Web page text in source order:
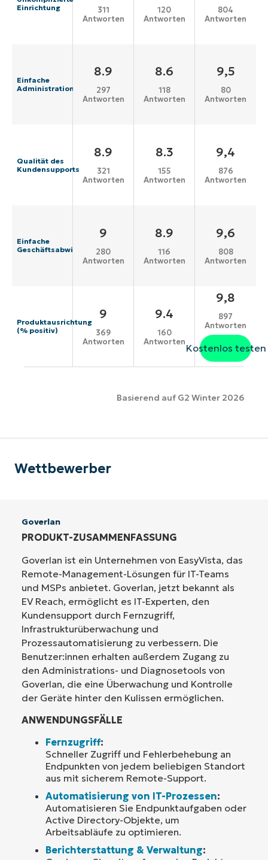
Einrichtung
311
Antworten
120
Antworten
804
Antworten
Einfache
Administration
8.9
297
Antworten
8.6
118
Antworten
9,5
80
Antworten
Qualität des
Kundensupports
8.9
321
Antworten
8.3
155
Antworten
9,4
876
Antworten
Einfache
Geschäftsabwicklung
9
280
Antworten
8.9
116
Antworten
9,6
808
Antworten
Produktausrichtung
(% positiv)
9
369
Antworten
9.4
160
Antworten
9,8
897
Antworten
Kostenlos testen
Basierend auf G2 Winter 2026
Wettbewerber
Goverlan
PRODUKT-ZUSAMMENFASSUNG
Goverlan ist ein Unternehmen von EasyVista, das
Remote-Management-Lösungen für IT-Teams
und MSPs anbietet. Goverlan, jetzt bekannt als
EV Reach, ermöglicht es IT-Experten, den
Kundensupport durch Fernzugriff,
Infrastrukturüberwachung und
Prozessautomatisierung zu verbessern. Die
Benutzer:innen erhalten außerdem Zugang zu
den Administrations- und Diagnosetools von
Goverlan, die eine Überwachung und Kontrolle
der Geräte hinter den Kulissen ermöglichen.
ANWENDUNGSFÄLLE
Fernzugriff:
Schneller Zugriff und Fehlerbehebung an
Endpunkten von jedem beliebigen Standort
aus mit sicherem Remote-Support.
Automatisierung von IT-Prozessen:
Automatisieren Sie Endpunktaufgaben oder
Active Directory-Objekte, um
Arbeitsabläufe zu optimieren.
Berichterstattung & Verwaltung: